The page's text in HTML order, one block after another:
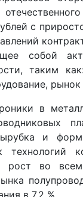
с
собой
таким
рынок
в
и
технологий
рост во